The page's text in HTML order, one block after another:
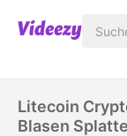
Litecoin
Blasen